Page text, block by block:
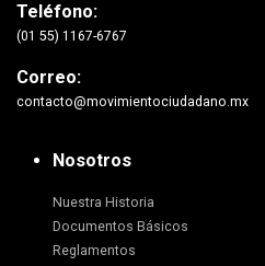
Teléfono:
(01 55) 1167-6767
Correo:
contacto@movimientociudadano.mx
Nosotros
Nuestra Historia
Documentos Básicos
Reglamentos